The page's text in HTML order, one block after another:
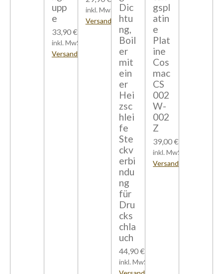
upp
e
33,90 €
inkl. MwSt zzgl.
Versandkosten
inkl. MwSt zzgl.
Versandkosten
Dic
htu
ng,
Boil
er
mit
ein
er
Hei
zsc
hlei
fe
Ste
ckv
erbi
ndu
ng
für
Dru
cks
chla
uch
44,90 €
inkl. MwSt zzgl.
gspl
atin
e
Plat
ine
Cos
mac
CS
002
W-
002
Z
39,00 €
inkl. MwSt zzgl.
Versandkosten